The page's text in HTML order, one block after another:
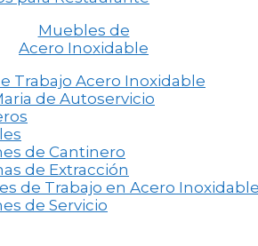
Muebles de
Acero Inoxidable
Trabajo Acero Inoxidable
de Autoservicio
de Cantinero
de Extracción
de Trabajo en Acero
de Servicio